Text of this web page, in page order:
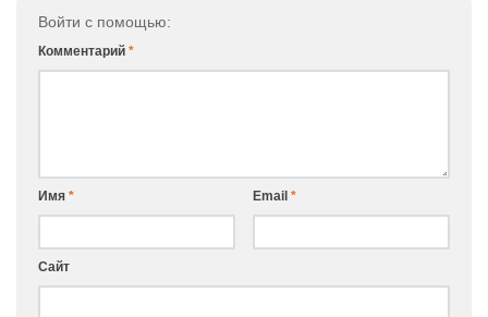
Войти с помощью:
Комментарий *
Имя * Email *
Сайт